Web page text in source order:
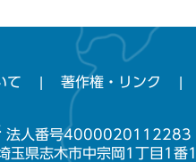
て 著作権・リンク
法人番号4000020112283
県志木市中宗岡1丁目1番